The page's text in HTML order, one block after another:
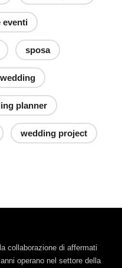
eventi
sposa
wedding
planner
wedding project
collaborazione di affermati
operano nel settore della